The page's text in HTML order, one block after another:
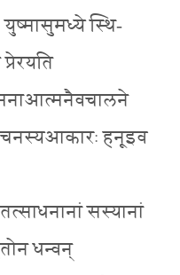
युष्मासुमध्ये स्थि-
हनूइव
सस्यानां
धन्वन्